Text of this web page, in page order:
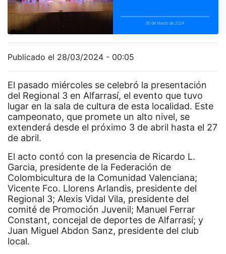
Publicado el 28/03/2024 - 00:05
El pasado miércoles se celebró la presentación
del Regional 3 en Alfarrasí, el evento que tuvo
lugar en la sala de cultura de esta localidad. Este
campeonato, que promete un alto nivel, se
extenderá desde el próximo 3 de abril hasta el 27
de abril.
El acto contó con la presencia de Ricardo L.
Garcia, presidente de la Federación de
Colombicultura de la Comunidad Valenciana;
Vicente Fco. Llorens Arlandis, presidente del
Regional 3; Alexis Vidal Vila, presidente del
comité de Promoción Juvenil; Manuel Ferrar
Constant, concejal de deportes de Alfarrasí; y
Juan Miguel Abdon Sanz, presidente del club
local.